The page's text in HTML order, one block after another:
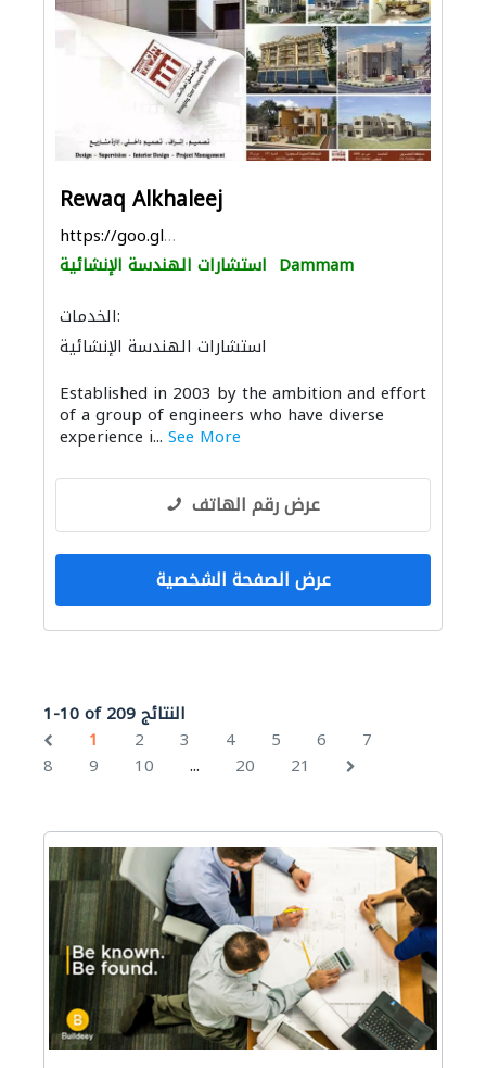
Rewaq Alkhaleej
https://goo.gl/maps/jYh6UFDCz747BbpS6
استشارات الهندسة الإنشائية Dammam
الخدمات:
استشارات الهندسة الإنشائية
الديكور الداخلي التصميم المعماري
Established in 2003 by the ambition and effort
of a group of engineers who have diverse
experience i... See More
عرض رقم الهاتف
عرض الصفحة الشخصية
1-10 of 209 النتائج
1
2 3 4 5 6
7
8
9 10 ... 20 21